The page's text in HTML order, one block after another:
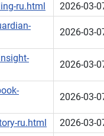
ru.html
2026-03-
2026-03-
2026-03-
2026-03-
ru.html
2026-03-